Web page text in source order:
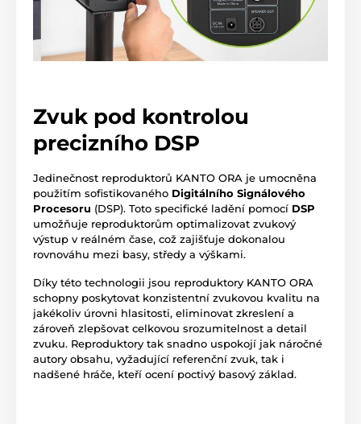
Zvuk pod kontrolou
precizního DSP
Jedinečnost reproduktorů KANTO ORA je umocněna
použitím sofistikovaného Digitálního Signálového
Procesoru (DSP). Toto specifické ladění pomocí DSP
umožňuje reproduktorům optimalizovat zvukový
výstup v reálném čase, což zajišťuje dokonalou
rovnováhu mezi basy, středy a výškami.
Díky této technologii jsou reproduktory KANTO ORA
schopny poskytovat konzistentní zvukovou kvalitu na
jakékoliv úrovni hlasitosti, eliminovat zkreslení a
zároveň zlepšovat celkovou srozumitelnost a detail
zvuku. Reproduktory tak snadno uspokojí jak náročné
autory obsahu, vyžadující referenční zvuk, tak i
nadšené hráče, kteří ocení poctivý basový základ.